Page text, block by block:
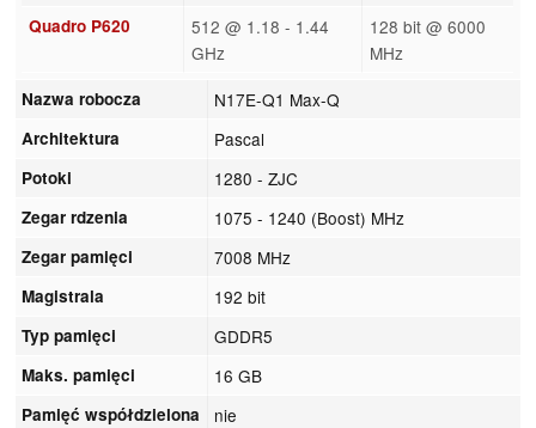
Quadro P620
512 @ 1.18 - 1.44
GHz
128 bit @ 6000
MHz
Nazwa robocza N17E-Q1 Max-Q
Architektura Pascal
Potoki 1280 - ZJC
Zegar rdzenia 1075 - 1240 (Boost) MHz
Zegar pamięci 7008 MHz
Magistrala 192 bit
Typ pamięci GDDR5
Maks. pamięci 16 GB
Pamięć współdzielona nie